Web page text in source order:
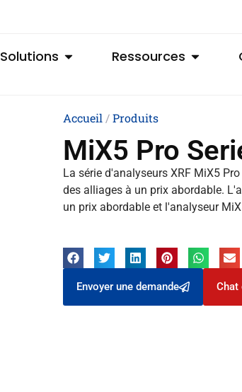
Solutions Ressources
Accueil /Produits
MiX5 Pro
La série d'analyseurs XRF MiX5
des alliages à un prix abordable.
un prix abordable et l'analyseur
Envoyer une demande Chat